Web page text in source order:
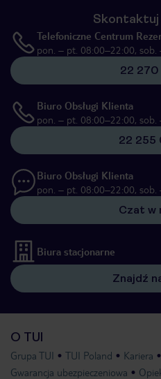
Skontaktuj
Telefoniczne Centrum
pon. – pt. 08:00–22:00, sob.
22 270
Biuro Obsługi Klienta
pon. – pt. 08:00–22:00, sob.
22 255
Biuro Obsługi Klienta
pon. – pt. 08:00–22:00, sob.
Czat w
Biura stacjonarne
Znajdź
O TUI
Grupa TUI TUI Poland Kariera
Gwarancja ubezpieczeniowa